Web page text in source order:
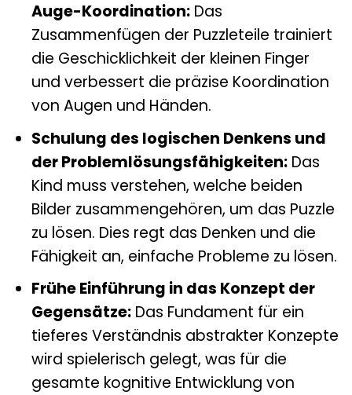
Auge-Koordination:Das
Zusammenfügen der Puzzleteile trainiert
die Geschicklichkeit der kleinen Finger
und verbessert die präzise Koordination
von Augen und Händen.
Schulung des logischen Denkens und
der Problemlösungsfähigkeiten:Das
Kind muss verstehen, welche beiden
Bilder zusammengehören, um das Puzzle
zu lösen. Dies regt das Denken und die
Fähigkeit an, einfache Probleme zu lösen.
Frühe Einführung in das Konzept der
Gegensätze:Das Fundament für ein
tieferes Verständnis abstrakter Konzepte
wird spielerisch gelegt, was für die
gesamte kognitive Entwicklung von